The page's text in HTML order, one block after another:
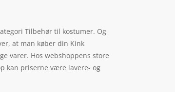
Tilbehør til kostumer. Og
at man køber din Kink
varer. Hos webshoppens store
kan priserne være lavere- og